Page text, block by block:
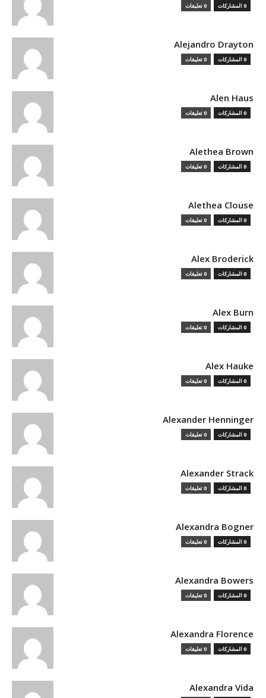
0 المشاركات 0 تعليقات
Alejandro Drayton
0 المشاركات 0 تعليقات
Alen Haus
0 المشاركات 0 تعليقات
Alethea Brown
0 المشاركات 0 تعليقات
Alethea Clouse
0 المشاركات 0 تعليقات
Alex Broderick
0 المشاركات 0 تعليقات
Alex Burn
0 المشاركات 0 تعليقات
Alex Hauke
0 المشاركات 0 تعليقات
Alexander Henninger
0 المشاركات 0 تعليقات
Alexander Strack
0 المشاركات 0 تعليقات
Alexandra Bogner
0 المشاركات 0 تعليقات
Alexandra Bowers
0 المشاركات 0 تعليقات
Alexandra Florence
0 المشاركات 0 تعليقات
Alexandra Vida